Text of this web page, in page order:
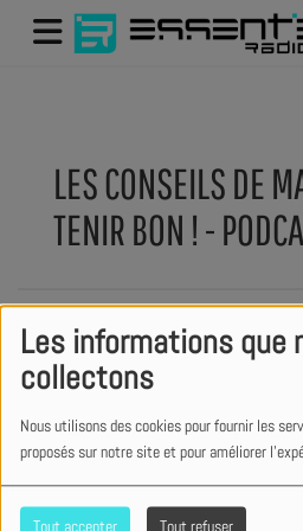
Les informations que
collectons
Nous utilisons des cookies pour fournir les
proposés sur notre site et pour améliorer
Tout accepter Tout refuser
LES CONSEILS DE
TENIR BON ! -